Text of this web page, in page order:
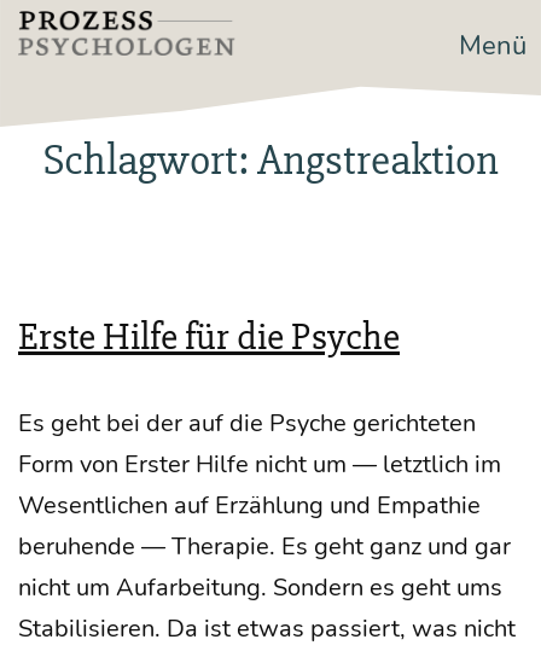
Zum
Inhalt
Prozesspsychologen Menü
Schlagwort: Angstreaktion
Erste Hilfe für die Psyche
Es geht bei der auf die Psy­che gerich­te­ten
Form von Ers­ter Hil­fe nicht um — letzt­lich im
Wesent­li­chen auf Erzäh­lung und Empa­thie
beru­hen­de — The­ra­pie. Es geht ganz und gar
nicht um Auf­ar­bei­tung. Son­dern es geht ums
Sta­bi­li­sie­ren. Da ist etwas pas­siert, was nicht